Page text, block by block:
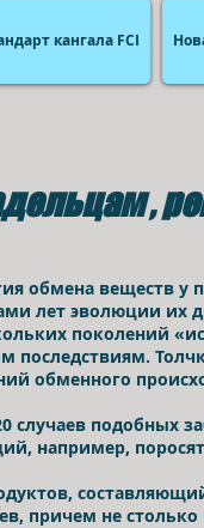
кангала FCI
,
ЛИ
обмена веществ у
лет эволюции их
поколений
последствиям.
обменного
случаев подобных
например,
причем не